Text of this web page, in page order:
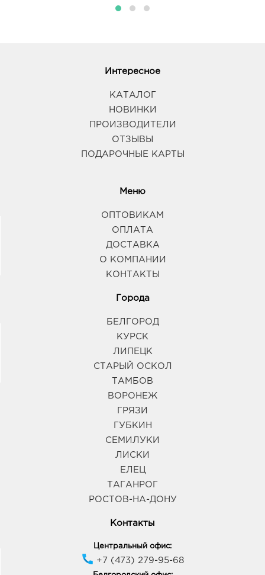
Интересное
КАТАЛОГ
НОВИНКИ
ПРОИЗВОДИТЕЛИ
ОТЗЫВЫ
ПОДАРОЧНЫЕ КАРТЫ
Меню
ОПТОВИКАМ
ОПЛАТА
ДОСТАВКА
О КОМПАНИИ
КОНТАКТЫ
Города
БЕЛГОРОД
КУРСК
ЛИПЕЦК
СТАРЫЙ ОСКОЛ
ТАМБОВ
ВОРОНЕЖ
ГРЯЗИ
ГУБКИН
СЕМИЛУКИ
ЛИСКИ
ЕЛЕЦ
ТАГАНРОГ
РОСТОВ-НА-ДОНУ
Контакты
Центральный офис:
+7 (473) 279-95-68